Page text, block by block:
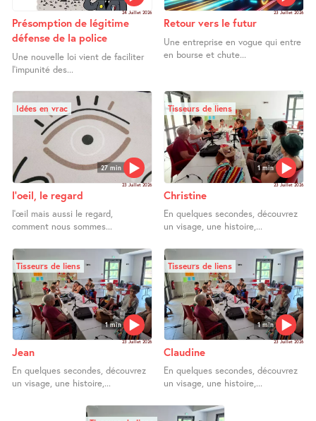
24 Juillet 2026
Présomption de légitime
défense de la police
Une nouvelle loi vient de faciliter
l’impunité des...
23 Juillet 2026
Retour vers le futur
Une entreprise en vogue qui entre
en bourse et chute...
27 min
Idées en vrac
23 Juillet 2026
l’oeil, le regard
l’œil mais aussi le regard,
comment nous sommes...
1 min
Tisseurs de liens
23 Juillet 2026
Christine
En quelques secondes, découvrez
un visage, une histoire,...
1 min
Tisseurs de liens
23 Juillet 2026
Jean
En quelques secondes, découvrez
un visage, une histoire,...
1 min
Tisseurs de liens
23 Juillet 2026
Claudine
En quelques secondes, découvrez
un visage, une histoire,...